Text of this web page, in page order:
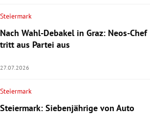
Steiermark
Nach Wahl-Debakel in Graz: Neos-Chef
tritt aus Partei aus
27.07.2026
Steiermark
Steiermark: Siebenjährige von Auto